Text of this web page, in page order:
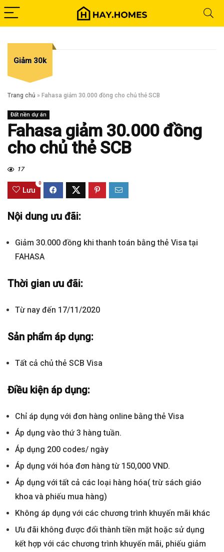
Giảm 30k
Trang chủ » Fahasa giảm 30.000 đồng cho chủ thẻ SCB
Đất nền dự án
Fahasa giảm 30.000 đồng
cho chủ thẻ SCB
17
Lưu
0
Nội dung ưu đãi:
Giảm 30.000 đồng khi thanh toán bằng thẻ Visa tại
FAHASA
Thời gian ưu đãi:
Từ nay đến 17/11/2020
Sản phẩm áp dụng:
Tất cả chủ thẻ SCB Visa
Điều kiện áp dụng:
Chỉ áp dụng với đơn hàng online bằng thẻ Visa
Áp dụng vào thứ 3 hàng tuần.
Áp dụng 200 codes/ ngày
Áp dụng với hóa đơn hàng từ 150,000 VND.
Áp dụng với tất cả các loại hàng hóa( trừ sách giáo
khoa và phiếu mua hàng)
Không áp dụng với các chương trình khuyến mãi khác
Ưu đãi không được đổi thành tiền mặt hoặc sử dụng
kết hợp với các chương trình khuyến mãi, phiếu giảm